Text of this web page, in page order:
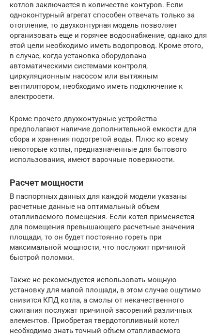
котлов заключается в количестве контуров. Если
одноконтурный агрегат способен отвечать только за
отопление, то двухконтурная модель позволяет
организовать еще и горячее водоснабжение, однако для
этой цели необходимо иметь водопровод. Кроме этого,
в случае, когда установка оборудована
автоматическими системами контроля,
циркуляционным насосом или вытяжным
вентилятором, необходимо иметь подключение к
электросети.
Кроме прочего двухконтурные устройства
предполагают наличие дополнительной емкости для
сбора и хранения подогретой воды. Плюс ко всему
некоторые котлы, предназначенные для бытового
использования, имеют варочные поверхности.
Расчет мощности
В паспортных данных для каждой модели указаны
расчетные данные на оптимальный объем
отапливаемого помещения. Если котел применяется
для помещения превышающего расчетные значения
площади, то он будет постоянно гореть при
максимальной мощности, что послужит причиной
быстрой поломки.
Также не рекомендуется использовать мощную
установку для малой площади, в этом случае ощутимо
снизится КПД котла, а смолы от некачественного
сжигания послужат причиной засорений различных
элементов. Приобретая твердотопливный котел
необходимо знать точный объем отапливаемого